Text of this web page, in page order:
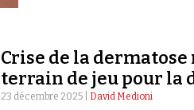
Crise de la
terrain de jeu pour la
23 décembre 2025 | David Medioni